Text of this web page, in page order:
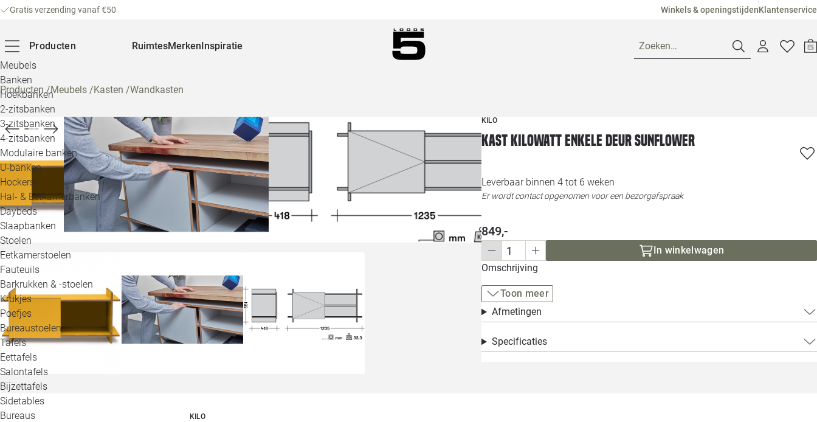
Gratis verzending vanaf €50 Winkels & openingstijdenKlantenservice
Producten
Meubels
Banken
Hoekbanken
2-zitsbanken
3-zitsbanken
4-zitsbanken
Modulaire banken
U-banken
Hockers
Hal- & Eetkamerbanken
Daybeds
Slaapbanken
Stoelen
Eetkamerstoelen
Fauteuils
Barkrukken & -stoelen
Krukjes
Poefjes
Bureaustoelen
Tafels
Eettafels
Salontafels
Bijzettafels
Sidetables
Bureaus
RuimtesMerkenInspiratie Zoeken…
Pagina suggesties
Veelgestelde vragen
Loods 5
Loods 5
Alle
Producten/Meubels /Kasten /Wandkasten
KILO
Kast KiloWatt enkele deur Sunflower
Leverbaar binnen 4 tot 6 weken
Er wordt contact opgenomen voor een bezorgafspraak
849,-
In winkelwagen
Omschrijving
Toon meer
Afmetingen
Specificaties
KILO